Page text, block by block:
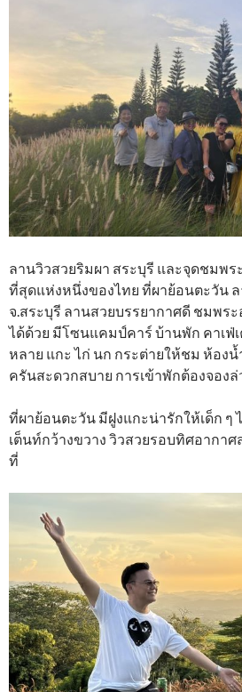
ลานวิวสวยริมผา สระบุรี และจุดชมพ
ที่สุดแห่งหนึ่งของไทย ที่ผาย้อนตะวัน
จ.สระบุรี ลานสวยบรรยากาศดี ชมพร
ได้ด้วย มีโซนแคมป์คาร์ บ้านพัก คาเฟ่
หลาย แกะ ไก่ นก กระต่ายให้ชม ห้อง
ครันสะดวกสบาย การเข้าพักต้องจอง
ที่ผาย้อนตะวัน มีฝูงแกะน่ารักให้เด็ก ๆ
เต็นท์กว้างขวาง วิวสวยรอบทิศอากาศ
ที่